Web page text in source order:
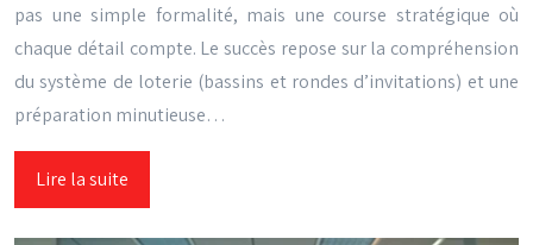
pas une simple formalité, mais une course stratégique où
chaque détail compte. Le succès repose sur la compréhension
du système de loterie (bassins et rondes d’invitations) et une
préparation minutieuse…
Lire la suite